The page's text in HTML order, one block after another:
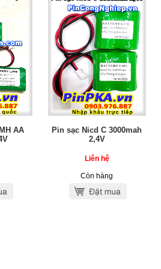
AA
Pin sạc Nicd C 3000mah
2,4V
Liên hệ
Còn hàng